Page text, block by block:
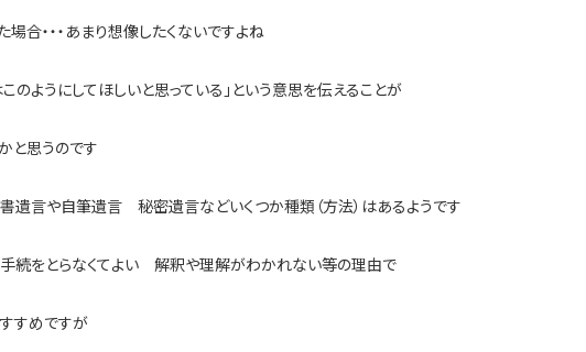
合・・・あまり想像したくないですよね
のようにしてほしいと思っている」という意思を伝えることが
と思うのです
遺言や自筆遺言 秘密遺言などいくつか種類（方法）はあるようです
続をとらなくてよい 解釈や理解がわかれない等の理由で
すめですが